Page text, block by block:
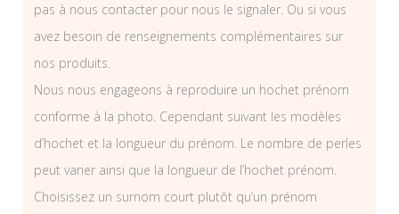
pas à nous contacter pour nous le signaler. Ou si vous
avez besoin de renseignements complémentaires sur
nos produits.
Nous nous engageons à reproduire un hochet prénom
conforme à la photo. Cependant suivant les modèles
d’hochet et la longueur du prénom. Le nombre de perles
peut varier ainsi que la longueur de l’hochet prénom.
Choisissez un surnom court plutôt qu’un prénom